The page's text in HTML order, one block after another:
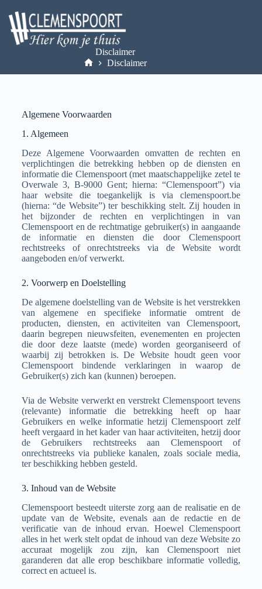
Disclaimer
Disclaimer
Algemene Voorwaarden
1. Algemeen
Deze Algemene Voorwaarden omvatten de rechten en
verplichtingen die betrekking hebben op de diensten en
informatie die Clemenspoort (met maatschappelijke zetel te
Overwale 3, B-9000 Gent; hierna: “Clemenspoort”) via
haar website die toegankelijk is via clemenspoort.be
(hierna: “de Website”) ter beschikking stelt. Zij houden in
het bijzonder de rechten en verplichtingen in van
Clemenspoort en de rechtmatige gebruiker(s) in aangaande
de informatie en diensten die door Clemenspoort
rechtstreeks of onrechtstreeks via de Website wordt
aangeboden en/of verwerkt.
2. Voorwerp en Doelstelling
De algemene doelstelling van de Website is het verstrekken
van algemene en specifieke informatie omtrent de
producten, diensten, en activiteiten van Clemenspoort,
daarin begrepen nieuwsfeiten, evenementen en projecten
die door deze laatste (mede) worden georganiseerd of
waarbij zij betrokken is. De Website houdt geen voor
Clemenspoort bindende verklaringen in waarop de
Gebruiker(s) zich kan (kunnen) beroepen.
Via de Website verwerkt en verstrekt Clemenspoort tevens
(relevante) informatie die betrekking heeft op haar
Gebruikers en welke informatie hetzij Clemenspoort zelf
heeft vergaard in het kader van haar activiteiten, hetzij door
de Gebruikers rechtstreeks aan Clemenspoort of
onrechtstreeks via publieke kanalen, zoals sociale media,
ter beschikking hebben gesteld.
3. Inhoud van de Website
Clemenspoort besteedt uiterste zorg aan de realisatie en de
update van de Website, evenals aan de redactie en de
verificatie van de inhoud ervan. Hoewel Clemenspoort
alles in het werk stelt opdat de inhoud van deze Website zo
accuraat mogelijk zou zijn, kan Clemenspoort niet
garanderen dat alle erop beschikbare informatie volledig,
correct en actueel is.